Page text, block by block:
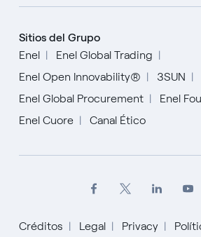
Sitios del Grupo
Enel
Enel Global Trading
Enel Open Innovability®
3SUN
Enel Global Procurement
Enel
Enel Cuore
Canal Ético
Créditos Legal Privacy